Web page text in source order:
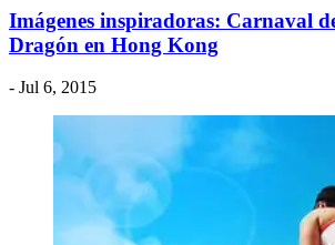
Imágenes inspiradoras: Carnaval
Dragón en Hong Kong
- Jul 6, 2015